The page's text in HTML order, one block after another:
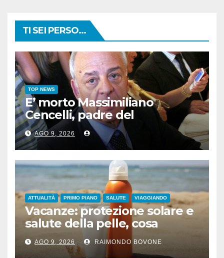
TI SEI PERSO...
TOP NEWS
E’ morto Massimiliano
Cencelli, padre del
“manuale” omonimo
AGO 9, 2026
ATTUALITÀ PRIMO PIANO SALUTE VIAGGIANDO
Vacanze: protezione solare e
salute della pelle, cosa
dicono le evidenze
scientifiche
AGO 9, 2026 RAIMONDO BOVONE